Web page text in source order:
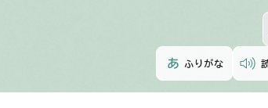
ふりがな